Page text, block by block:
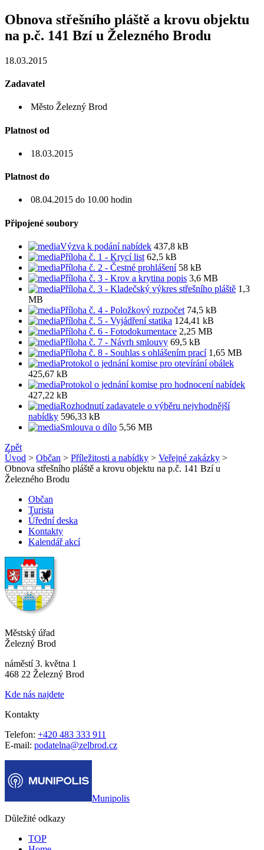
Obnova střešního pláště a krovu objektu
na p.č. 141 Bzí u Železného Brodu
18.03.2015
Zadavatel
Město Železný Brod
Platnost od
18.03.2015
Platnost do
08.04.2015 do 10.00 hodin
Připojené soubory
Výzva k podání nabídek 437,8 kB
Příloha č. 1 - Krycí list 62,5 kB
Příloha č. 2 - Čestné prohlášení58 kB
Příloha č. 3 - Krov a krytina popis 3,6 MB
Příloha č. 3 - Kladečský výkres střešního pláště 1,3
MB
Příloha č. 4 - Položkový rozpočet 74,5 kB
Příloha č. 5 - Vyjádření statika 124,41 kB
Příloha č. 6 - Fotodokumentace 2,25 MB
Příloha č. 7 - Návrh smlouvy 69,5 kB
Příloha č. 8 - Souhlas s ohlášením prací1,65 MB
Protokol o jednání komise pro otevírání obálek
425,67 kB
Protokol o jednání komise pro hodnocení nabídek
427,22 kB
Rozhodnutí zadavatele o výběru nejvhodnější
nabídky 596,33 kB
Smlouva o dílo 5,56 MB
Zpět
Úvod > Občan > Příležitosti a nabídky > Veřejné zakázky >
Obnova střešního pláště a krovu objektu na p.č. 141 Bzí u
Železného Brodu
Občan
Turista
Úřední deska
Kontakty
Kalendář akcí
Městský úřad
Železný Brod
náměstí 3. května 1
468 22 Železný Brod
Kde nás najdete
Kontakty
Telefon: +420 483 333 911
E-mail: podatelna@zelbrod.cz
Munipolis
Důležité odkazy
TOP